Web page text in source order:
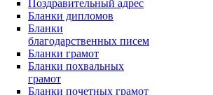
Поздравительный адрес
Бланки дипломов
Бланки
благодарственных писем
Бланки грамот
Бланки похвальных
грамот
Бланки почетных грамот